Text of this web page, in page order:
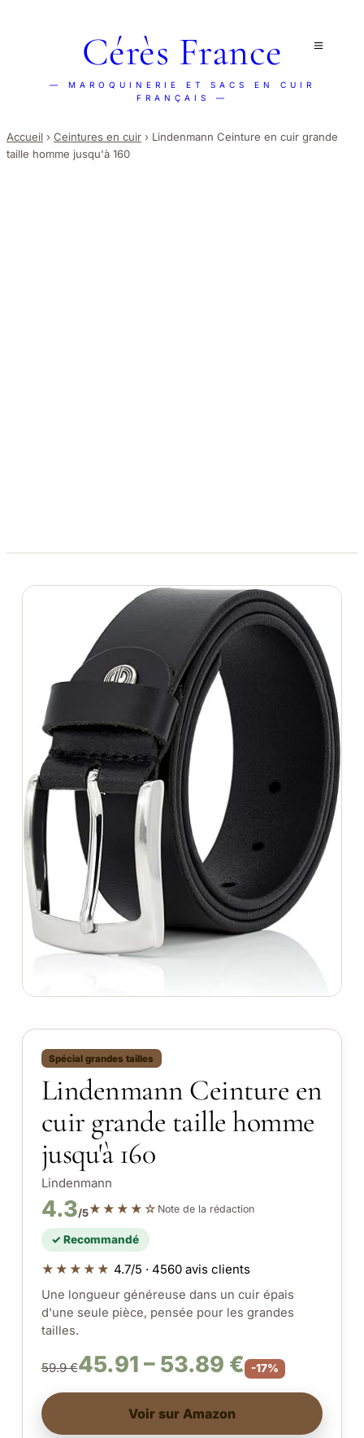
Cérès France
— MAROQUINERIE ET SACS EN CUIR
FRANÇAIS —
Accueil › Ceintures en cuir › Lindenmann Ceinture en cuir grande
taille homme jusqu'à 160
Spécial grandes tailles
Lindenmann Ceinture en
cuir grande taille homme
jusqu'à 160
Lindenmann
4.3/5★★★★☆ Note de la rédaction
✓ Recommandé
★★★★★ 4.7/5 · 4560 avis clients
Une longueur généreuse dans un cuir épais
d'une seule pièce, pensée pour les grandes
tailles.
59.9 €45.91 – 53.89 € -17%
Voir sur Amazon